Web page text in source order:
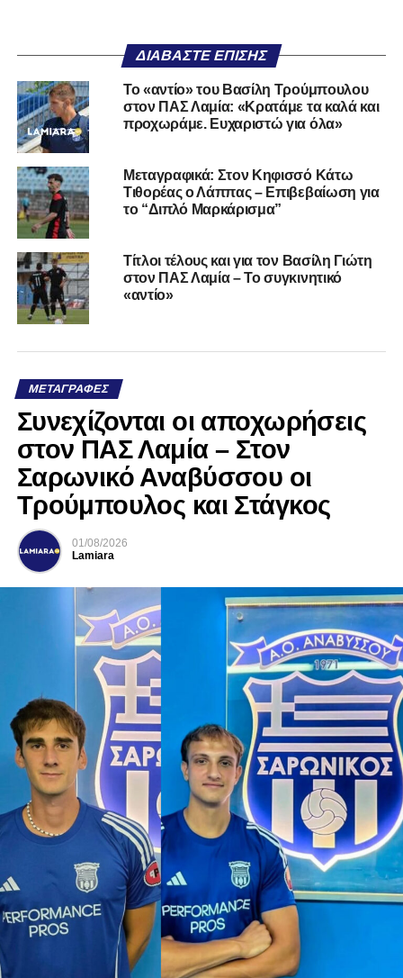
ΔΙΑΒΆΣΤΕ ΕΠΊΣΗΣ
Το «αντίο» του Βασίλη Τρούμπουλου
στον ΠΑΣ Λαμία: «Κρατάμε τα καλά και
προχωράμε. Ευχαριστώ για όλα»
Μεταγραφικά: Στον Κηφισσό Κάτω
Τιθορέας ο Λάππας – Επιβεβαίωση για
το “Διπλό Μαρκάρισμα”
Τίτλοι τέλους και για τον Βασίλη Γιώτη
στον ΠΑΣ Λαμία – Το συγκινητικό
«αντίο»
ΜΕΤΑΓΡΑΦΈΣ
Συνεχίζονται οι αποχωρήσεις
στον ΠΑΣ Λαμία – Στον
Σαρωνικό Αναβύσσου οι
Τρούμπουλος και Στάγκος
01/08/2026
Lamiara